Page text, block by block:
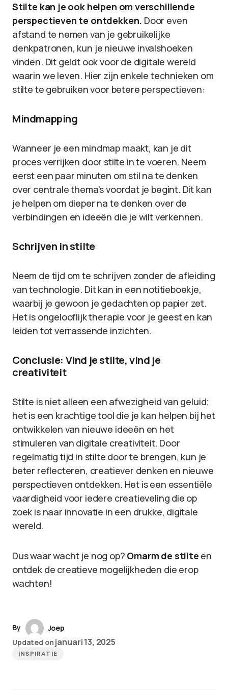
Stilte kan je ook helpen om verschillende
perspectieven te ontdekken. Door even
afstand te nemen van je gebruikelijke
denkpatronen, kun je nieuwe invalshoeken
vinden. Dit geldt ook voor de digitale wereld
waarin we leven. Hier zijn enkele technieken om
stilte te gebruiken voor betere perspectieven:
Mindmapping
Wanneer je een mindmap maakt, kan je dit
proces verrijken door stilte in te voeren. Neem
eerst een paar minuten om stil na te denken
over centrale thema’s voordat je begint. Dit kan
je helpen om dieper na te denken over de
verbindingen en ideeën die je wilt verkennen.
Schrijven in stilte
Neem de tijd om te schrijven zonder de afleiding
van technologie. Dit kan in een notitieboekje,
waarbij je gewoon je gedachten op papier zet.
Het is ongelooflijk therapie voor je geest en kan
leiden tot verrassende inzichten.
Conclusie: Vind je stilte, vind je
creativiteit
Stilte is niet alleen een afwezigheid van geluid;
het is een krachtige tool die je kan helpen bij het
ontwikkelen van nieuwe ideeën en het
stimuleren van digitale creativiteit. Door
regelmatig tijd in stilte door te brengen, kun je
beter reflecteren, creatiever denken en nieuwe
perspectieven ontdekken. Het is een essentiële
vaardigheid voor iedere creatieveling die op
zoek is naar innovatie in een drukke, digitale
wereld.
Dus waar wacht je nog op? Omarm de stilte en
ontdek de creatieve mogelijkheden die erop
wachten!
By
Joep
Updated on januari 13, 2025
INSPIRATIE